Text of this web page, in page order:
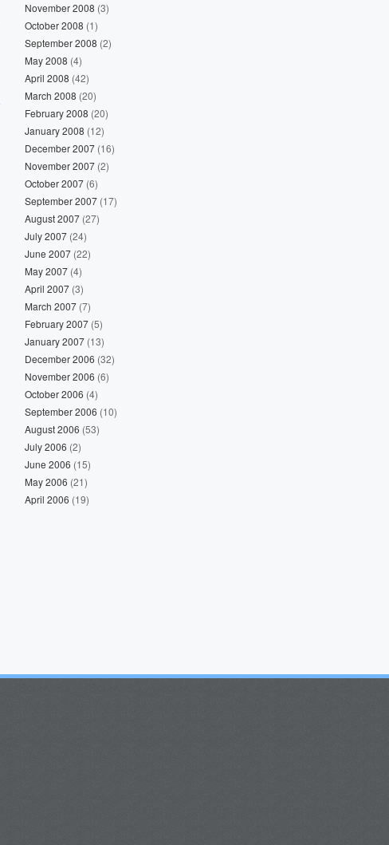
November 2008 (3)
October 2008 (1)
September 2008 (2)
May 2008 (4)
April 2008 (42)
March 2008 (20)
February 2008 (20)
January 2008 (12)
December 2007 (16)
November 2007 (2)
October 2007 (6)
September 2007 (17)
August 2007 (27)
July 2007 (24)
June 2007 (22)
May 2007 (4)
April 2007 (3)
March 2007 (7)
February 2007 (5)
January 2007 (13)
December 2006 (32)
November 2006 (6)
October 2006 (4)
September 2006 (10)
August 2006 (53)
July 2006 (2)
June 2006 (15)
May 2006 (21)
April 2006 (19)